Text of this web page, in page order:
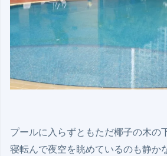
プールに入らずともただ椰子の木の
寝転んで夜空を眺めているのも静か